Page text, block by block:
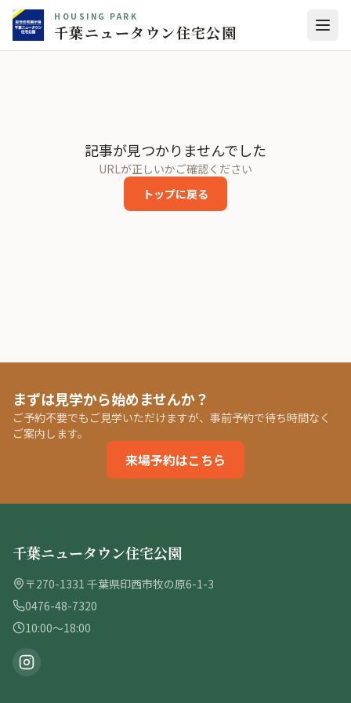
HOUSING PARK
千葉ニュータウン住宅公園
記事が見つかりませんでした
URLが正しいかご確認ください
トップに戻る
まずは見学から始めませんか？
ご予約不要でもご見学いただけますが、事前予約で待ち時間なく
ご案内します。
来場予約はこちら
千葉ニュータウン住宅公園
〒270-1331 千葉県印西市牧の原6-1-3
0476-48-7320
10:00〜18:00